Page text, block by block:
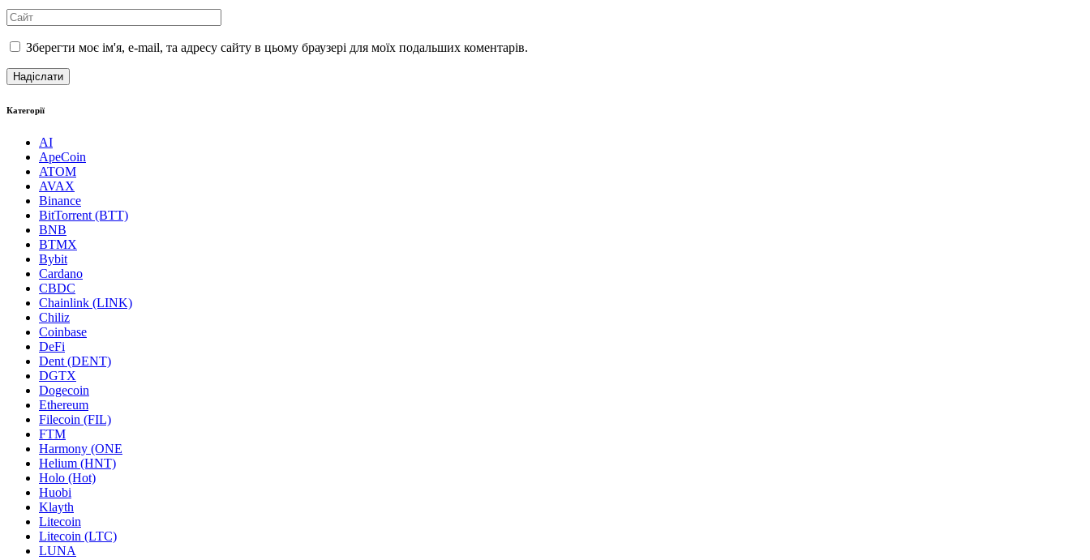
Зберегти моє ім'я, e-mail, та адресу сайту в цьому браузері для моїх подальших коментарів.
Категорії
AI
ApeCoin
ATOM
AVAX
Binance
BitTorrent (BTT)
BNB
BTMX
Bybit
Cardano
CBDC
Chainlink (LINK)
Chiliz
Coinbase
DeFi
Dent (DENT)
DGTX
Dogecoin
Ethereum
Filecoin (FIL)
FTM
Harmony (ONE
Helium (HNT)
Holo (Hot)
Huobi
Klayth
Litecoin
Litecoin (LTC)
LUNA